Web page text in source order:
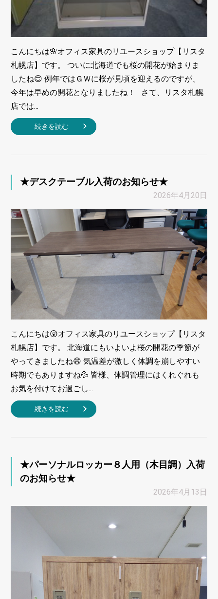
こんにちは🌸オフィス家具のリユースショップ【リスタ
札幌店】です。 ついに北海道でも桜の開花が始まりま
したね😊 例年ではＧＷに桜が見頃を迎えるのですが、
今年は早めの開花となりましたね！ さて、リスタ札幌
店では...
続きを読む
★デスクテーブル入荷のお知らせ★
2026年4月20日
こんにちは😲オフィス家具のリユースショップ【リスタ
札幌店】です。 北海道にもいよいよ桜の開花の季節が
やってきましたね😄 気温差が激しく体調を崩しやすい
時期でもありますね💦 皆様、体調管理にはくれぐれも
お気を付けてお過ごし...
続きを読む
★パーソナルロッカー８人用（木目調）入荷
のお知らせ★
2026年4月13日